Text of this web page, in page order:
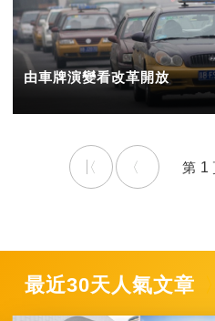
由車牌演變看改革開放
1
最近30天人氣文章